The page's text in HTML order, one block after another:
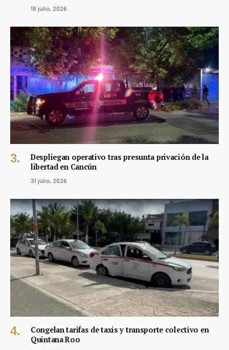
18 julio, 2026
Despliegan operativo tras presunta privación de la
libertad en Cancún
31 julio, 2026
Congelan tarifas de taxis y transporte colectivo en
Quintana Roo